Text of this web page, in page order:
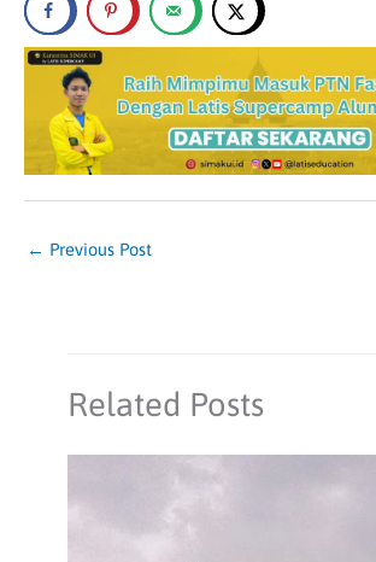
← Previous Post
Related Posts